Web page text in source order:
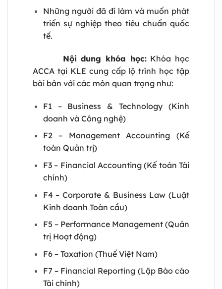
Những người đã đi làm và muốn phát
triển sự nghiệp theo tiêu chuẩn quốc
tế.
Nội dung khóa học:Khóa học
ACCA tại KLE cung cấp lộ trình học tập
bài bản với các môn quan trọng như:
F1 – Business & Technology (Kinh
doanh và Công nghệ)
F2 – Management Accounting (Kế
toán Quản trị)
F3 – Financial Accounting (Kế toán Tài
chính)
F4 – Corporate & Business Law (Luật
Kinh doanh Toàn cầu)
F5 – Performance Management (Quản
trị Hoạt động)
F6 – Taxation (Thuế Việt Nam)
F7 – Financial Reporting (Lập Báo cáo
Tài chính)